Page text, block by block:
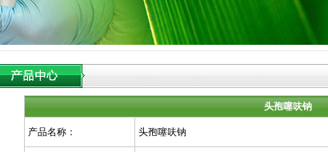
头孢噻呋钠
产品名称： 头孢噻呋钠